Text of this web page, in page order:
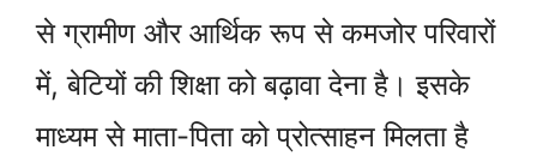
से ग्रामीण और आर्थिक रूप से कमजोर परिवारों
में, बेटियों की शिक्षा को बढ़ावा देना है। इसके
माध्यम से माता-पिता को प्रोत्साहन मिलता है